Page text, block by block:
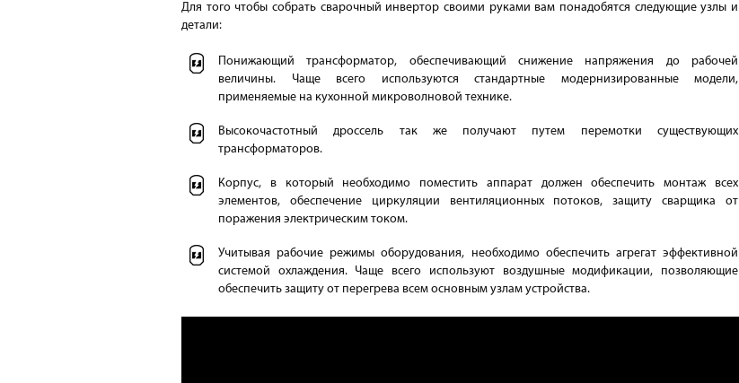
Для того чтобы собрать сварочный инвертор своими руками вам понадобятся следующие узлы и
детали:
Понижающий трансформатор, обеспечивающий снижение напряжения до рабочей
величины. Чаще всего используются стандартные модернизированные модели,
применяемые на кухонной микроволновой технике.
Высокочастотный дроссель так же получают путем перемотки существующих
трансформаторов.
Корпус, в который необходимо поместить аппарат должен обеспечить монтаж всех
элементов, обеспечение циркуляции вентиляционных потоков, защиту сварщика от
поражения электрическим током.
Учитывая рабочие режимы оборудования, необходимо обеспечить агрегат эффективной
системой охлаждения. Чаще всего используют воздушные модификации, позволяющие
обеспечить защиту от перегрева всем основным узлам устройства.